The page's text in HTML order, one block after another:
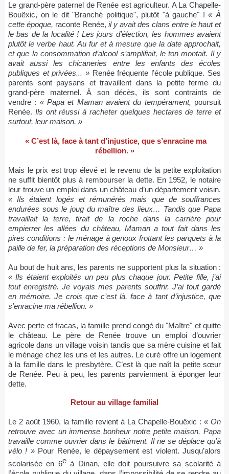
Le grand-père paternel de Renée est agriculteur. A La Chapelle-
Bouëxic, on le dit "Branché politique", plutôt "à gauche" ! « À
cette époque, raconte Renée, il y avait des clans entre le haut et
le bas de la localité ! Les jours d’élection, les hommes avaient
plutôt le verbe haut. Au fur et à mesure que la date approchait,
et que la consommation d’alcool s’amplifiait, le ton montait. Il y
avait aussi les chicaneries entre les enfants des écoles
publiques et privées... »Renée fréquente l’école publique. Ses
parents sont paysans et travaillent dans la petite ferme du
grand-père maternel. À son décès, ils sont contraints de
vendre : « Papa et Maman avaient du tempérament, poursuit
Renée. Ils ont réussi à racheter quelques hectares de terre et
surtout, leur maison. »
« C’est là, face à tant d’injustice, que s’enracine ma
rébellion. »
Mais le prix est trop élevé et le revenu de la petite exploitation
ne suffit bientôt plus à rembourser la dette. En 1952, le notaire
leur trouve un emploi dans un château d’un département voisin.
« Ils étaient logés et rémunérés mais que de souffrances
endurées sous le joug du maître des lieux… Tandis que Papa
travaillait la terre, tirait de la roche dans la carrière pour
empierrer les allées du château, Maman a tout fait dans les
pires conditions : le ménage à genoux frottant les parquets à la
paille de fer, la préparation des réceptions de Monsieur… »
Au bout de huit ans, les parents ne supportent plus la situation :
« Ils étaient exploités un peu plus chaque jour. Petite fille, j’ai
tout enregistré. Je voyais mes parents souffrir. J’ai tout gardé
en mémoire. Je crois que c’est là, face à tant d’injustice, que
s’enracine ma rébellion. »
Avec perte et fracas, la famille prend congé du "Maître" et quitte
le château. Le père de Renée trouve un emploi d’ouvrier
agricole dans un village voisin tandis que sa mère cuisine et fait
le ménage chez les uns et les autres. Le curé offre un logement
à la famille dans le presbytère. C’est là que naît la petite sœur
de Renée. Peu à peu, les parents parviennent à éponger leur
dette.
Retour au village familial
Le 2 août 1960, la famille revient à La Chapelle-Bouëxic : « On
retrouve avec un immense bonheur notre petite maison. Papa
travaille comme ouvrier dans le bâtiment. Il ne se déplace qu’à
vélo ! »Pour Renée, le dépaysement est violent. Jusqu’alors
scolarisée en 6eà Dinan, elle doit poursuivre sa scolarité à